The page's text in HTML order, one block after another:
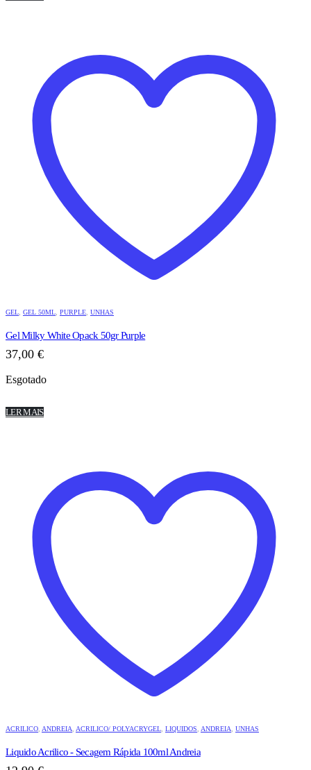
GEL GEL 50ML PURPLE UNHAS
Gel Milky White Opack 50gr Purple
37,00 €
Esgotado
LER MAIS
ACRILICO ANDREIA ACRILICO/ POLYACRYGEL LIQUIDOS ANDREIA UNHAS
Liquido Acrilico - Secagem Rápida 100ml Andreia